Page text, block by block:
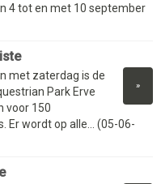
4 tot en met 10 september
»
met zaterdag is de
Park Erve
voor 150
Er wordt op alle... (05-06-